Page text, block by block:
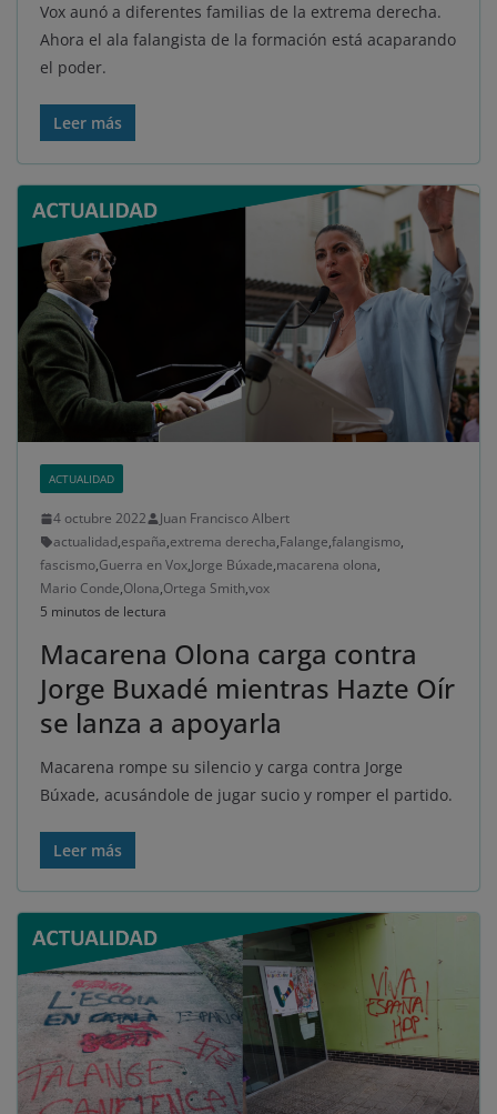
Vox aunó a diferentes familias de la extrema derecha.
Ahora el ala falangista de la formación está acaparando
el poder.
Leer más
ACTUALIDAD
4 octubre 2022
Juan Francisco Albert
actualidad,españa,extrema derecha,Falange,falangismo,
fascismo,Guerra en Vox,Jorge Búxade,macarena olona,
Mario Conde,Olona,Ortega Smith,vox
5 minutos de lectura
Macarena Olona carga contra
Jorge Buxadé mientras Hazte Oír
se lanza a apoyarla
Macarena rompe su silencio y carga contra Jorge
Búxade, acusándole de jugar sucio y romper el partido.
Leer más